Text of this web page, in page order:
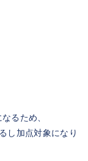
るため、
し加点対象になり